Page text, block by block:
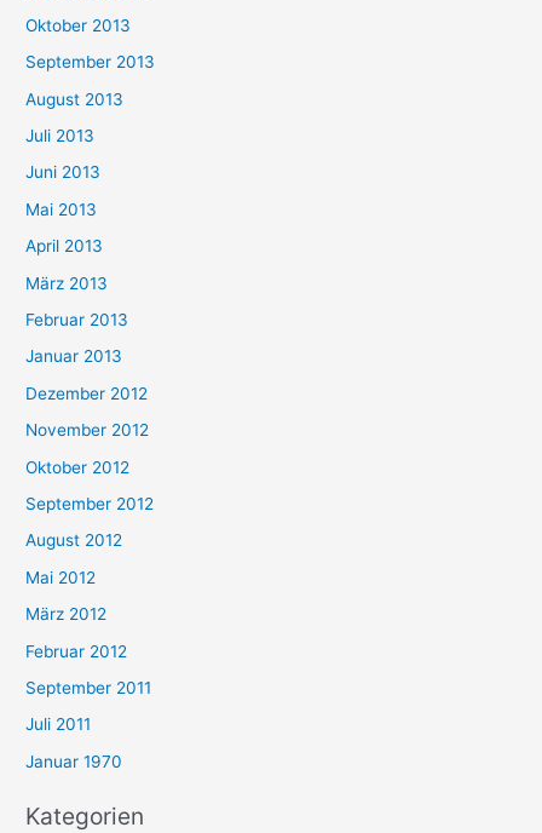
Oktober 2013
September 2013
August 2013
Juli 2013
Juni 2013
Mai 2013
April 2013
März 2013
Februar 2013
Januar 2013
Dezember 2012
November 2012
Oktober 2012
September 2012
August 2012
Mai 2012
März 2012
Februar 2012
September 2011
Juli 2011
Januar 1970
Kategorien